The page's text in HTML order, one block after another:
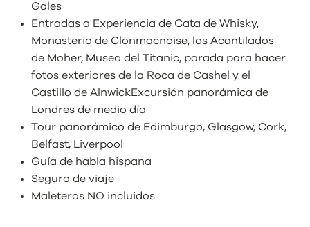
Gales
Entradas a Experiencia de Cata de Whisky,
Monasterio de Clonmacnoise, los Acantilados
de Moher, Museo del Titanic, parada para hacer
fotos exteriores de la Roca de Cashel y el
Castillo de AlnwickExcursión panorámica de
Londres de medio día
Tour panorámico de Edimburgo, Glasgow, Cork,
Belfast, Liverpool
Guía de habla hispana
Seguro de viaje
Maleteros NO incluidos